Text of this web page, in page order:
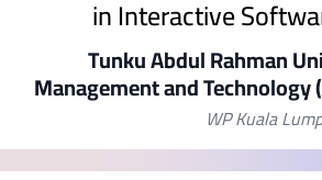
in Interactive
Tunku Abdul Rahman
Management and Technology
WP Kuala